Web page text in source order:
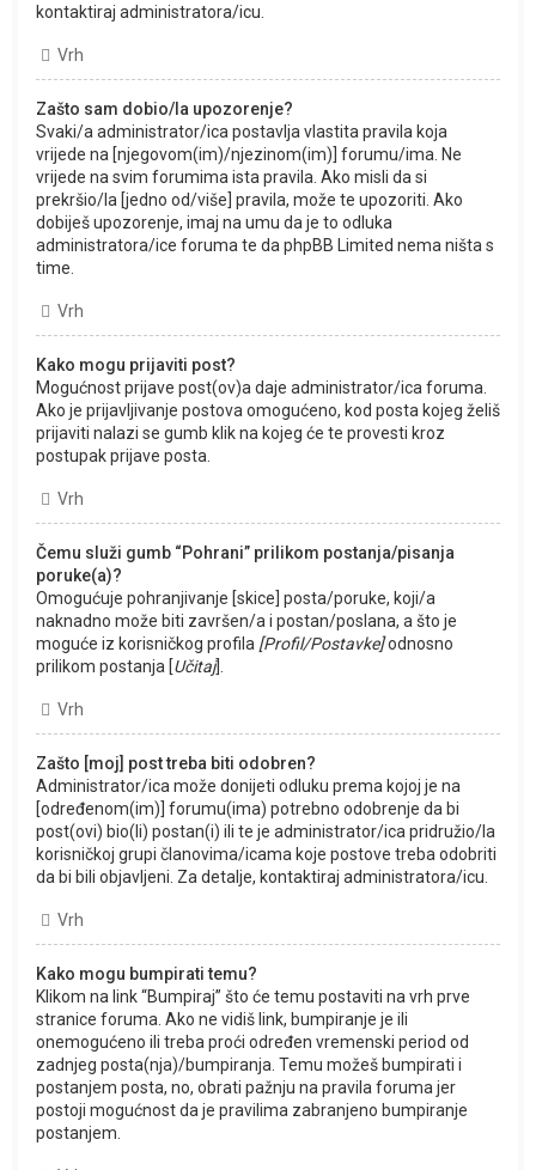
kontaktiraj administratora/icu.
Vrh
Zašto sam dobio/la upozorenje?
Svaki/a administrator/ica postavlja vlastita pravila koja
vrijede na [njegovom(im)/njezinom(im)] forumu/ima. Ne
vrijede na svim forumima ista pravila. Ako misli da si
prekršio/la [jedno od/više] pravila, može te upozoriti. Ako
dobiješ upozorenje, imaj na umu da je to odluka
administratora/ice foruma te da phpBB Limited nema ništa s
time.
Vrh
Kako mogu prijaviti post?
Mogućnost prijave post(ov)a daje administrator/ica foruma.
Ako je prijavljivanje postova omogućeno, kod posta kojeg želiš
prijaviti nalazi se gumb klik na kojeg će te provesti kroz
postupak prijave posta.
Vrh
Čemu služi gumb “Pohrani” prilikom postanja/pisanja
poruke(a)?
Omogućuje pohranjivanje [skice] posta/poruke, koji/a
naknadno može biti završen/a i postan/poslana, a što je
moguće iz korisničkog profila [Profil/Postavke]odnosno
prilikom postanja [Učitaj].
Vrh
Zašto [moj] post treba biti odobren?
Administrator/ica može donijeti odluku prema kojoj je na
[određenom(im)] forumu(ima) potrebno odobrenje da bi
post(ovi) bio(li) postan(i) ili te je administrator/ica pridružio/la
korisničkoj grupi članovima/icama koje postove treba odobriti
da bi bili objavljeni. Za detalje, kontaktiraj administratora/icu.
Vrh
Kako mogu bumpirati temu?
Klikom na link “Bumpiraj” što će temu postaviti na vrh prve
stranice foruma. Ako ne vidiš link, bumpiranje je ili
onemogućeno ili treba proći određen vremenski period od
zadnjeg posta(nja)/bumpiranja. Temu možeš bumpirati i
postanjem posta, no, obrati pažnju na pravila foruma jer
postoji mogućnost da je pravilima zabranjeno bumpiranje
postanjem.